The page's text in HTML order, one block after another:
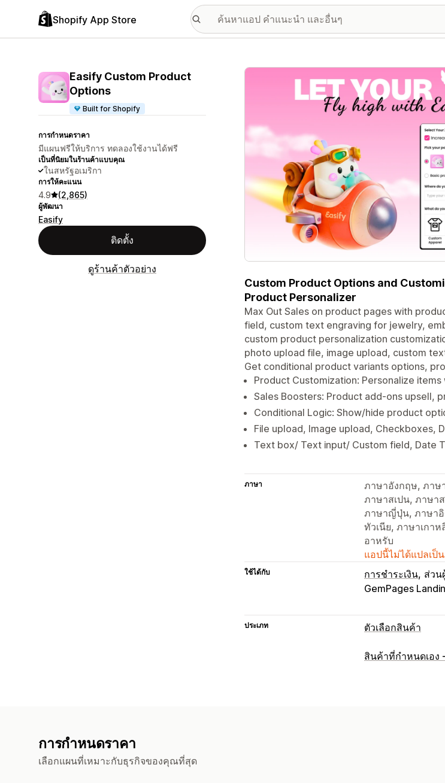
Shopify App Store
Easify Custom Product
Options
Built for Shopify
การกำหนดราคา
มีแผนฟรีให้บริการ ทดลองใช้งานได้ฟรี
เป็นที่นิยมในร้านค้าแบบคุณ
ในสหรัฐอเมริกา
การให้คะแนน
4.9 (2,865)
ผู้พัฒนา
Easify
ติดตั้ง
ดูร้านค้าตัวอย่าง
แกลเลอรีรูปภาพที่แสดง
Custom Product Options and
Product Personalizer
Max Out Sales on product pages with
field, custom text engraving for jewelry,
custom product personalization
photo upload file, image upload, custom
Get conditional product variants options,
Product Customization: Personalize
Sales Boosters: Product add-ons upsell,
Conditional Logic: Show/hide product
File upload, Image upload, Checkboxes,
Text box/ Text input/ Custom field, Date
ภาษา
ภาษาอังกฤษ, ภาษ
ภาษาสเปน, ภาษา
ภาษาญี่ปุ่น, ภาษาอิ
ทัวเนีย, ภาษาเกาห
อาหรับ
แอปนี้ไม่ได้แปลเป็
ใช้ได้กับ การชำระเงิน ส่วน
GemPages
ประเภท ตัวเลือกสินค้า
การปรับแต่ง
สินค้าที่กำหนดเอง
การกำหนดราคา
เลือกแผนที่เหมาะกับธุรกิจของคุณที่สุด